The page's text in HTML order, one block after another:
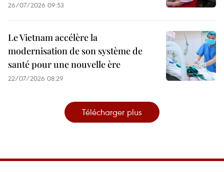
26/07/2026 09:53
Le Vietnam accélère la
modernisation de son système de
santé pour une nouvelle ère
22/07/2026 08:29
Télécharger plus